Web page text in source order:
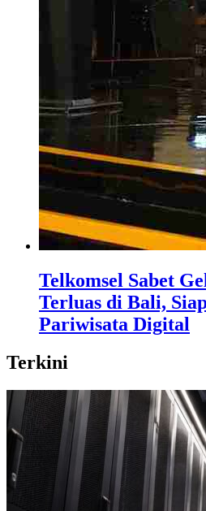
Telkomsel Sabet
Terluas di Bali,
Pariwisata Digital
Terkini